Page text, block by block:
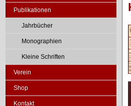
Publikationen
Jahrbücher
Monographien
Kleine Schriften
Verein
Shop
Kontakt